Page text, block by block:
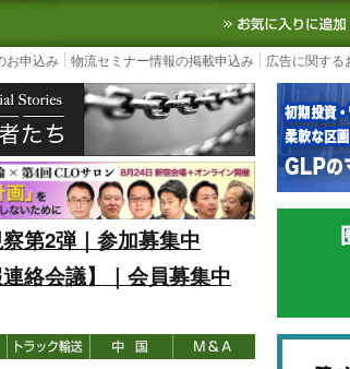
流ニュースサイト
3PL, SCMなど国内外の最新の物
お申込み 物流セミナー情報の掲載申込み 広告に関する
第2弾｜参加募集中
絡会議】｜会員募集中